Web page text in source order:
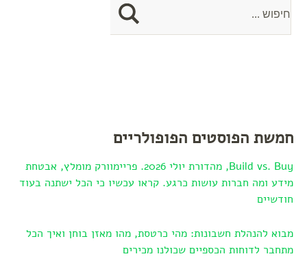
חמשת הפוסטים הפופולריים
Build vs. Buy, מהדורת יולי 2026. פריימוורק מומלץ, אבטחת
מידע ומה חברות עושות כרגע. קראו עכשיו כי הכל ישתנה בעוד
חודשיים
מבוא להנהלת חשבונות: מהי כרטסת, מהו מאזן בוחן ואיך הכל
מתחבר לדוחות הכספיים שכולנו מכירים